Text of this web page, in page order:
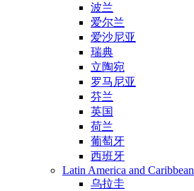
波兰
爱尔兰
爱沙尼亚
瑞典
立陶宛
罗马尼亚
芬兰
英国
荷兰
葡萄牙
西班牙
Latin America and Caribbean
乌拉圭